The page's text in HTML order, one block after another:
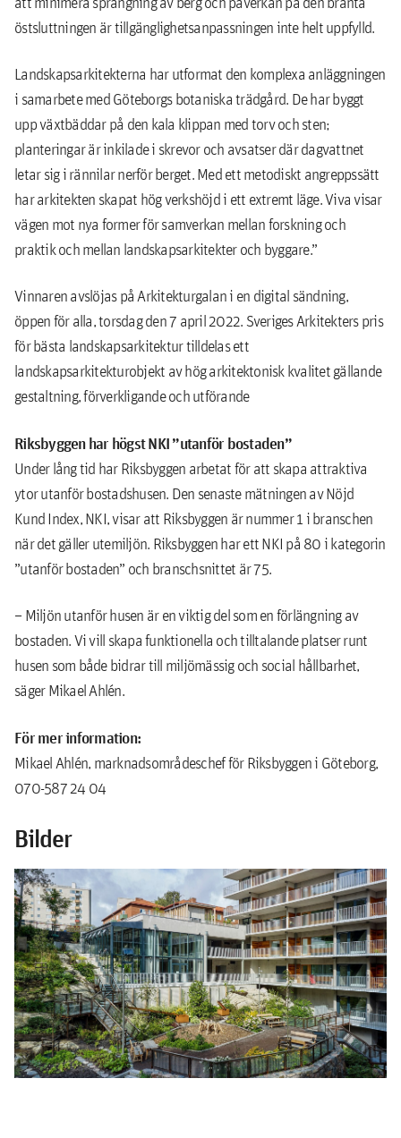
östsluttningen är tillgänglighetsanpassningen inte helt uppfylld.
Landskapsarkitekterna har utformat den komplexa anläggningen
i samarbete med Göteborgs botaniska trädgård. De har byggt
upp växtbäddar på den kala klippan med torv och sten;
planteringar är inkilade i skrevor och avsatser där dagvattnet
letar sig i rännilar nerför berget. Med ett metodiskt angreppssätt
har arkitekten skapat hög verkshöjd i ett extremt läge. Viva visar
vägen mot nya former för samverkan mellan forskning och
praktik och mellan landskapsarkitekter och byggare.”
Vinnaren avslöjas på Arkitekturgalan i en digital sändning,
öppen för alla, torsdag den 7 april 2022. Sveriges Arkitekters pris
för bästa landskapsarkitektur tilldelas ett
landskapsarkitekturobjekt av hög arkitektonisk kvalitet gällande
gestaltning, förverkligande och utförande
Riksbyggen har högst NKI ”utanför bostaden”
Under lång tid har Riksbyggen arbetat för att skapa attraktiva
ytor utanför bostadshusen. Den senaste mätningen av Nöjd
Kund Index, NKI, visar att Riksbyggen är nummer 1 i branschen
när det gäller utemiljön. Riksbyggen har ett NKI på 80 i kategorin
”utanför bostaden” och branschsnittet är 75.
– Miljön utanför husen är en viktig del som en förlängning av
bostaden. Vi vill skapa funktionella och tilltalande platser runt
husen som både bidrar till miljömässig och social hållbarhet,
säger Mikael Ahlén.
För mer information:
Mikael Ahlén, marknadsområdeschef för Riksbyggen i Göteborg,
070-587 24 04
Bilder